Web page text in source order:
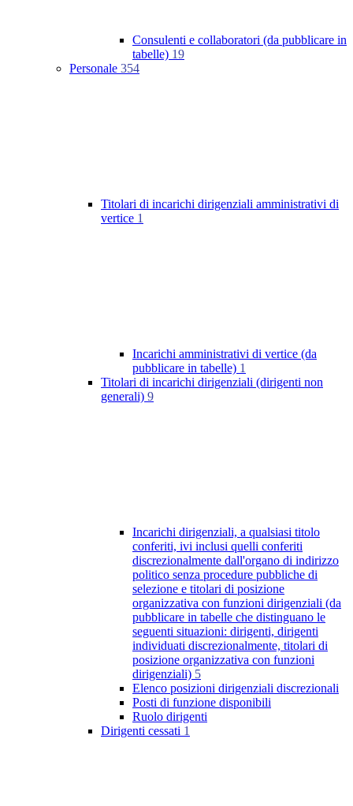
Consulenti e collaboratori (da pubblicare in
tabelle) 19
Personale 354
Titolari di incarichi dirigenziali amministrativi di
vertice 1
Incarichi amministrativi di vertice (da
pubblicare in tabelle) 1
Titolari di incarichi dirigenziali (dirigenti non
generali) 9
Incarichi dirigenziali, a qualsiasi titolo
conferiti, ivi inclusi quelli conferiti
discrezionalmente dall'organo di indirizzo
politico senza procedure pubbliche di
selezione e titolari di posizione
organizzativa con funzioni dirigenziali (da
pubblicare in tabelle che distinguano le
seguenti situazioni: dirigenti, dirigenti
individuati discrezionalmente, titolari di
posizione organizzativa con funzioni
dirigenziali) 5
Elenco posizioni dirigenziali discrezionali
Posti di funzione disponibili
Ruolo dirigenti
Dirigenti cessati 1